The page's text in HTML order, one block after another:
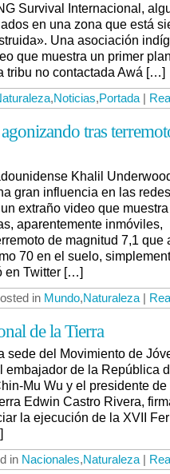
Survival Internacional,
en una zona que está
Una asociación
que muestra un primer
tribu no contactada Awá […]
,Noticias,Portada |
tras
Khalil
gran influencia en las redes
extraño video que
aparentemente inmóviles,
de magnitud 7,1 que
70 en el suelo,
en Twitter […]
in Mundo,Naturaleza |
de la Tierra
sede del Movimiento de
embajador de la República
Mu Wu y el presidente
Edwin Castro Rivera,
la ejecución de la XVII
in Nacionales,Naturaleza |